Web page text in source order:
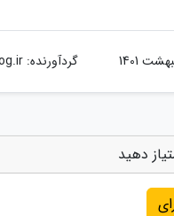
گردآورنده:
دهید